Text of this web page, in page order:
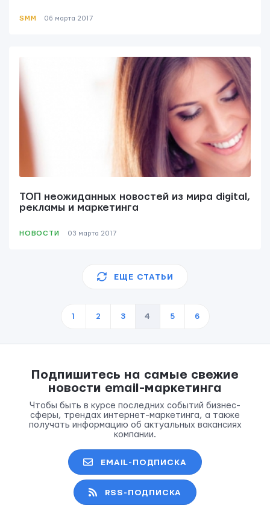
SMM 06 мартa 2017
ТОП неожиданных новостей из мира digital,
рекламы и маркетинга
НОВОСТИ 03 мартa 2017
ЕЩЕ СТАТЬИ
1 2 3 4 5 6
Подпишитесь на самые свежие
новости email-маркетинга
Чтобы быть в курсе последних событий бизнес-
сферы, трендах интернет-маркетинга, а также
получать информацию об актуальных вакансиях
компании.
EMAIL-ПОДПИСКА
RSS-ПОДПИСКА